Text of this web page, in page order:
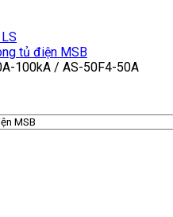
tủ điện MSB
100kA / AS-50F4-50A